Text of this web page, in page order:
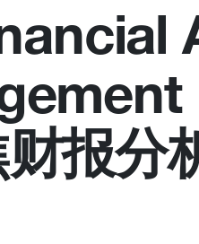
us
Committees
报分